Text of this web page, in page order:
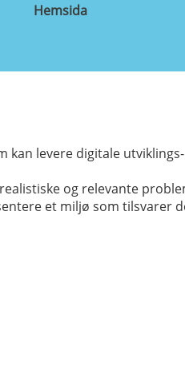
Hemsida
kan levere digitale
og relevante
et miljø som tilsvarer